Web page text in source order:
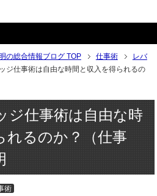
の総合情報ブログ TOP 仕事術
レバ
ジ仕事術は自由な時間と収入を得られるの
ジ仕事術は自由な時
れるのか？（仕事
術